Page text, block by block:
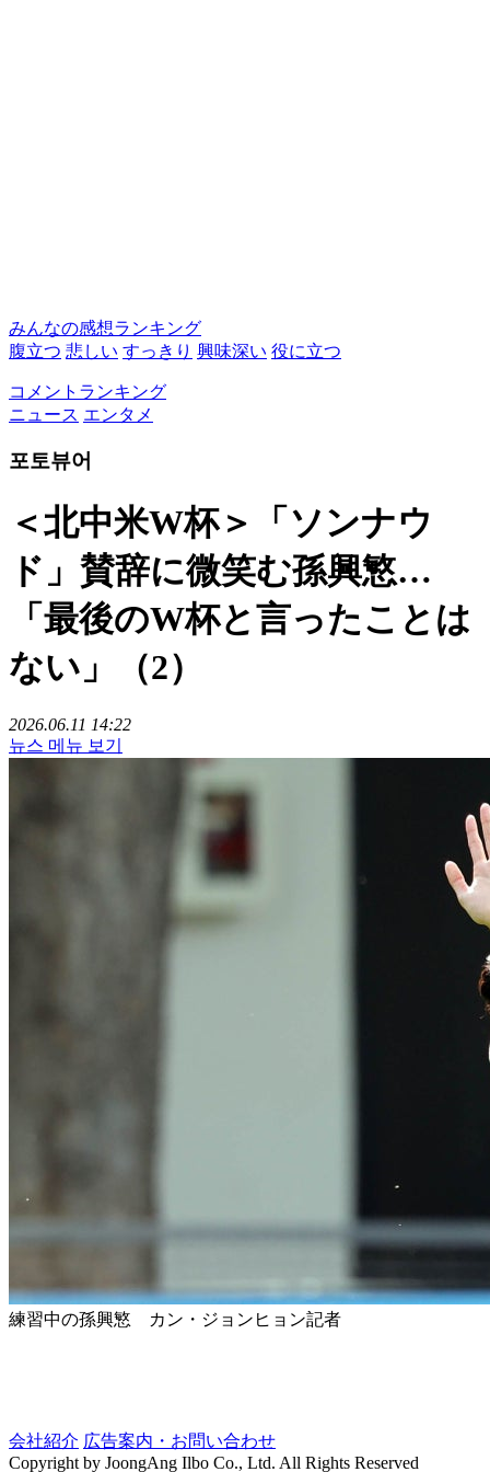
みんなの感想ランキング
腹立つ 悲しい すっきり 興味深い 役に立つ
コメントランキング
ニュース エンタメ
포토뷰어
＜北中米W杯＞「ソンナウ
ド」賛辞に微笑む孫興慜…
「最後のW杯と言ったことは
ない」（2）
2026.06.11 14:22
뉴스 메뉴 보기
練習中の孫興慜 カン・ジョンヒョン記者
会社紹介 広告案内・お問い合わせ
Copyright by JoongAng Ilbo Co., Ltd. All Rights Reserved